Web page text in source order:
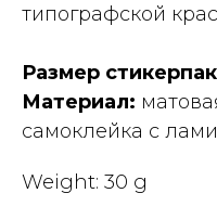
типографской
Размер
Материал:
самоклейка с
Weight: 30 g